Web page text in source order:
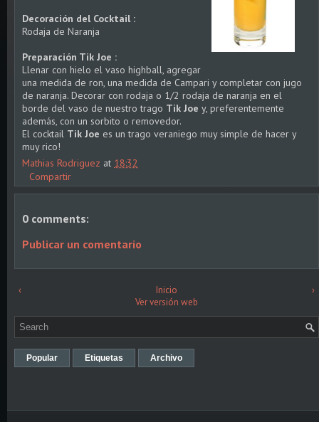
Decoración del Cocktail :
Rodaja de Naranja
Preparación Tik Joe :
Llenar con hielo el vaso highball, agregar
una medida de ron, una medida de Campari y completar con jugo
de naranja. Decorar con rodaja o 1/2 rodaja de naranja en el
borde del vaso de nuestro trago Tik Joe y, preferentemente
además, con un sorbito o removedor.
El cocktail Tik Joe es un trago veraniego muy simple de hacer y
muy rico!
Mathias Rodriguez at 18:32
Compartir
0 comments:
Publicar un comentario
‹ ›
Inicio
Ver versión web
Popular Etiquetas Archivo